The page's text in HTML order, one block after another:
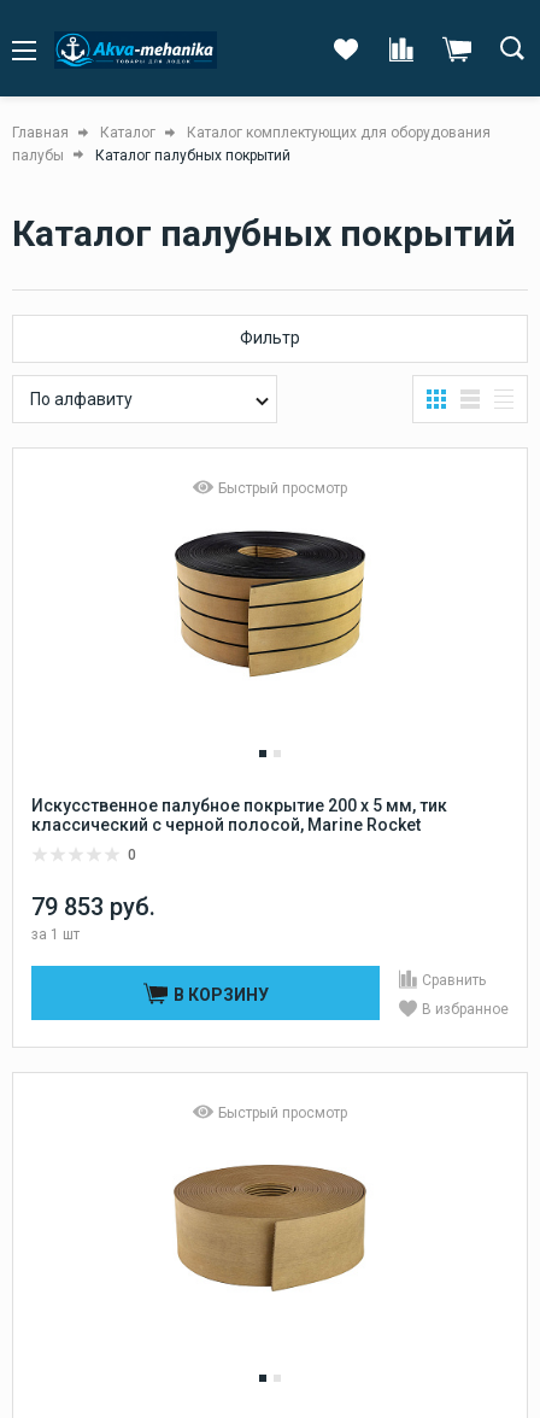
Главная Каталог
Каталог комплектующих для оборудования
палубы
Каталог палубных покрытий
Каталог палубных покрытий
Фильтр
По алфавиту
Быстрый просмотр
Искусственное палубное покрытие 200 x 5 мм, тик
классический с черной полосой, Marine Rocket
0
79 853 руб.
за 1 шт
В КОРЗИНУ
Сравнить
В избранное
Быстрый просмотр